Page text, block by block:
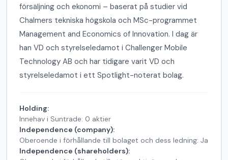
försäljning och ekonomi – baserat på studier vid
Chalmers tekniska högskola och MSc-programmet
Management and Economics of Innovation. I dag är
han VD och styrelseledamot i Challenger Mobile
Technology AB och har tidigare varit VD och
styrelseledamot i ett Spotlight-noterat bolag.
Holding:
Innehav i Suntrade: 0 aktier
Independence (company):
Oberoende i förhållande till bolaget och dess ledning: Ja
Independence (shareholders):